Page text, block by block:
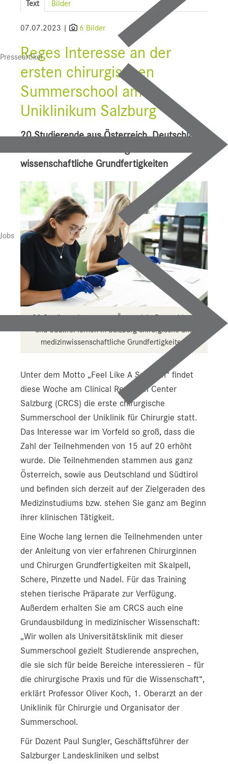
Presseartikel
Jobs
UI f. Sportmedizin
Downloads
Pressekontakt
Text Bilder
07.07.2023 | 6 Bilder
Reges Interesse an der
ersten chirurgischen
Summerschool am
Uniklinikum Salzburg
20 Studierende aus Österreich, Deutschland
wissenschaftliche Grundfertigkeiten
20 Studierende aus ganz Österreich, Deutschland
und Südtirol lernen in Salzburg chirurgische und
medizinwissenschaftliche Grundfertigkeiten.
Unter dem Motto „Feel Like A Surgeon“ findet
diese Woche am Clinical Research Center
Salzburg (CRCS) die erste chirurgische
Summerschool der Uniklinik für Chirurgie statt.
Das Interesse war im Vorfeld so groß, dass die
Zahl der Teilnehmenden von 15 auf 20 erhöht
wurde. Die Teilnehmenden stammen aus ganz
Österreich, sowie aus Deutschland und Südtirol
und befinden sich derzeit auf der Zielgeraden des
Medizinstudiums bzw. stehen Sie ganz am Beginn
ihrer klinischen Tätigkeit.
Eine Woche lang lernen die Teilnehmenden unter
der Anleitung von vier erfahrenen Chirurginnen
und Chirurgen Grundfertigkeiten mit Skalpell,
Schere, Pinzette und Nadel. Für das Training
stehen tierische Präparate zur Verfügung.
Außerdem erhalten Sie am CRCS auch eine
Grundausbildung in medizinischer Wissenschaft:
„Wir wollen als Universitätsklinik mit dieser
Summerschool gezielt Studierende ansprechen,
die sie sich für beide Bereiche interessieren – für
die chirurgische Praxis und für die Wissenschaft“,
erklärt Professor Oliver Koch, 1. Oberarzt an der
Uniklinik für Chirurgie und Organisator der
Summerschool.
Für Dozent Paul Sungler, Geschäftsführer der
Salzburger Landeskliniken und selbst